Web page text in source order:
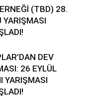
(TBD) 28.
YARIŞMASI
DEV
26 EYLÜL
YARIŞMASI